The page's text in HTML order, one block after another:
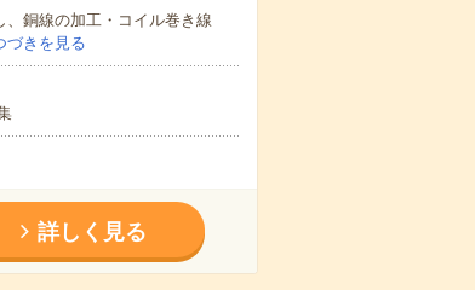
銅線の加工・コイル巻き線
づきを見る
詳しく見る